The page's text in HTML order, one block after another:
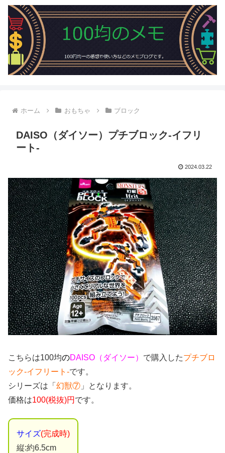
ホーム おもちゃ ブロック
DAISO（ダイソー）プチブロック-イフリ
ート-
2024.03.22
こちらは100均のDAISO（ダイソー） で購入したプチブロ
ック-イフリート-です。
シリーズは「 幻獣⑦ 」となります。
価格は100(税抜)円 です。
サイズ(完成時)
縦:約6.5cm